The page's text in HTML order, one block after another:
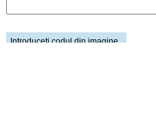
Introduceti codul din imagine